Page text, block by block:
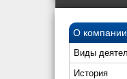
О компании
Виды
История